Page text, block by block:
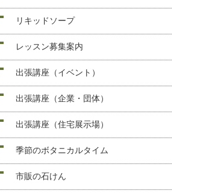
リキッドソープ
レッスン募集案内
出張講座（イベント）
出張講座（企業・団体）
出張講座（住宅展示場）
季節のボタニカルタイム
市販の石けん